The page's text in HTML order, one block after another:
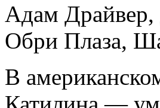
Адам Драйвер,
Обри Плаза,
В